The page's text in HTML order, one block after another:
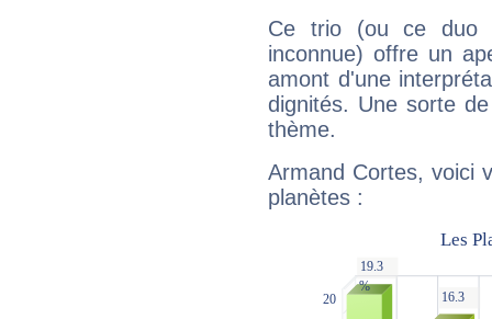
Ce trio (ou ce duo
inconnue) offre un
amont d'une
dignités. Une sorte
thème.
Armand Cortes, voici
planètes :